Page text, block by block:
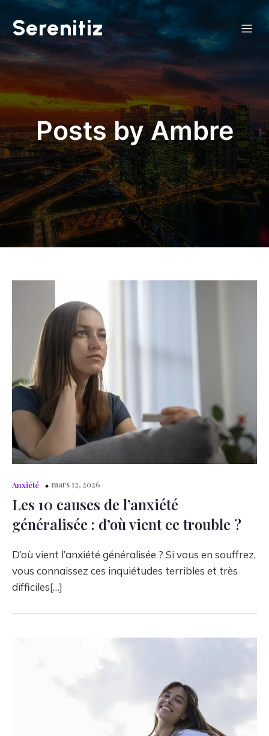
Serenitiz
Posts byAmbre
Anxiété mars 12, 2026
Les 10 causes de l’anxiété
généralisée : d’où vient ce trouble ?
D’où vient l’anxiété généralisée ? Si vous en souffrez,
vous connaissez ces inquiétudes terribles et très
difficiles[…]